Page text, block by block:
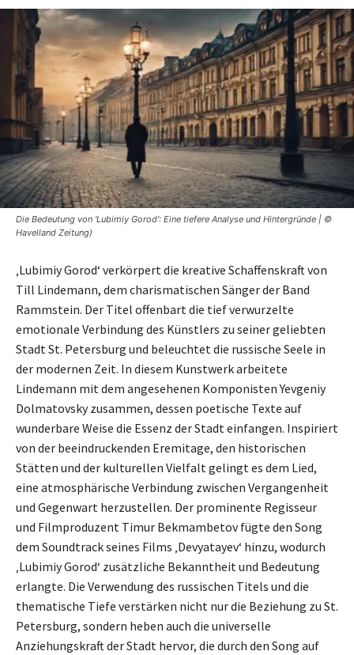
Die Bedeutung von 'Lubimiy Gorod': Eine tiefere Analyse und Hintergründe | ©
Havelland Zeitung)
‚Lubimiy Gorod‘ verkörpert die kreative Schaffenskraft von
Till Lindemann, dem charismatischen Sänger der Band
Rammstein. Der Titel offenbart die tief verwurzelte
emotionale Verbindung des Künstlers zu seiner geliebten
Stadt St. Petersburg und beleuchtet die russische Seele in
der modernen Zeit. In diesem Kunstwerk arbeitete
Lindemann mit dem angesehenen Komponisten Yevgeniy
Dolmatovsky zusammen, dessen poetische Texte auf
wunderbare Weise die Essenz der Stadt einfangen. Inspiriert
von der beeindruckenden Eremitage, den historischen
Stätten und der kulturellen Vielfalt gelingt es dem Lied,
eine atmosphärische Verbindung zwischen Vergangenheit
und Gegenwart herzustellen. Der prominente Regisseur
und Filmproduzent Timur Bekmambetov fügte den Song
dem Soundtrack seines Films ‚Devyatayev‘ hinzu, wodurch
‚Lubimiy Gorod‘ zusätzliche Bekanntheit und Bedeutung
erlangte. Die Verwendung des russischen Titels und die
thematische Tiefe verstärken nicht nur die Beziehung zu St.
Petersburg, sondern heben auch die universelle
Anziehungskraft der Stadt hervor, die durch den Song auf